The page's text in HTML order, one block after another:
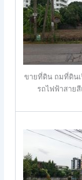
ขายที่ดิน ถมที่ดิน
รถไฟฟ้าสาย